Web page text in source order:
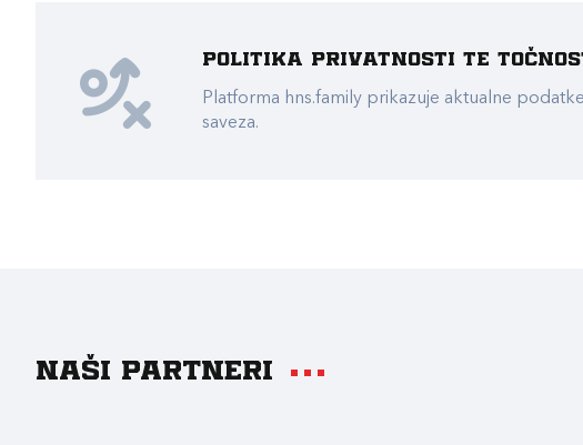
Politika privatnosti te
Platforma hns.family prikazuje aktualne
saveza.
Naši partneri